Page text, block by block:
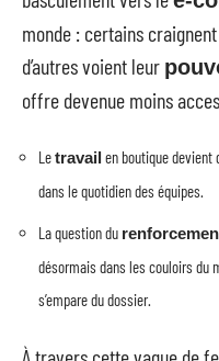
monde : certains
d’autres voient leur
offre devenue moins
Letravailen boutique devient
dans le quotidien des équipes.
La question du
désormais dans les couloirs du
s’empare du dossier.